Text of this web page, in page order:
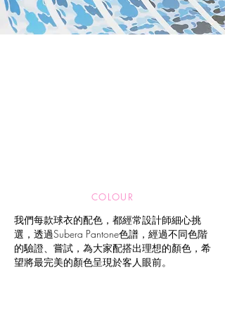
COLOUR
我們每款球衣的配色，都經常設計師細心挑
選，透過Subera Pantone色譜，經過不同色階
的驗證、嘗試，為大家配搭出理想的顏色，希
望將最完美的顏色呈現於客人眼前。